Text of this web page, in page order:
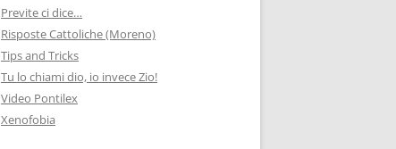
Previte ci dice…
Risposte Cattoliche (Moreno)
Tips and Tricks
Tu lo chiami dio, io invece Zio!
Video Pontilex
Xenofobia